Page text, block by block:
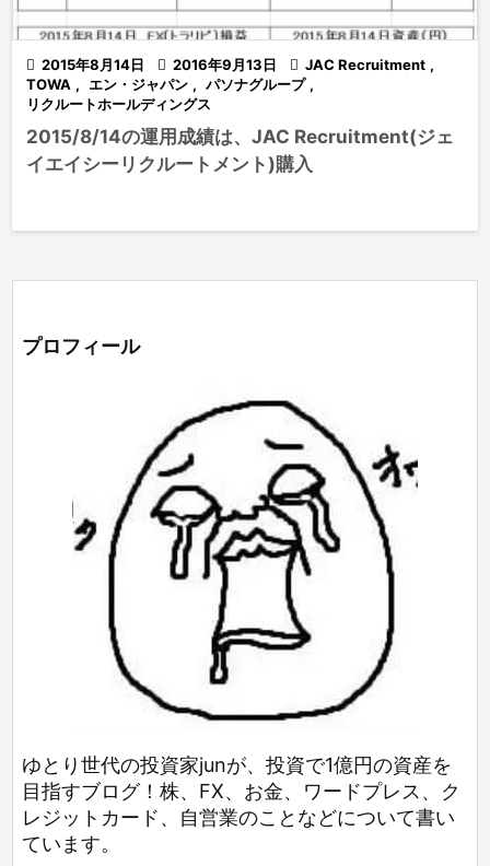
 2015年8月14日  2016年9月13日  JAC Recruitment ,
TOWA , エン・ジャパン , パソナグループ ,
リクルートホールディングス
2015/8/14の運用成績は、JAC Recruitment(ジェ
イエイシーリクルートメント)購入
プロフィール
ゆとり世代の投資家junが、投資で1億円の資産を
目指すブログ！株、FX、お金、ワードプレス、ク
レジットカード、自営業のことなどについて書い
ています。